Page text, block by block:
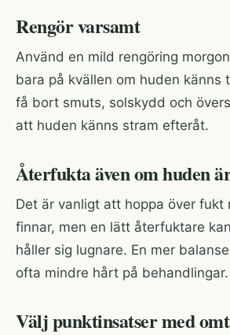
Rengör varsamt
Använd en mild rengöring
bara på kvällen om huden känns
få bort smuts, solskydd och
att huden känns stram efteråt.
Återfukta även om huden
Det är vanligt att hoppa över fukt
finnar, men en lätt återfuktare
håller sig lugnare. En mer
ofta mindre hårt på behandlingar.
Välj punktinsatser med